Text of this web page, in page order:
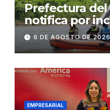
Prefectura del
notifica por
contractual a
Concesionaria
exige
desmontaje
Gonzalo Icaza
Daule
6 DE AGOSTO DE 2026
EMPRESARIAL